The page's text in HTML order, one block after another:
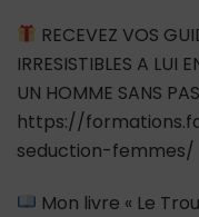
RECEVEZ VOS
IRRESISTIBLES A LUI
UN HOMME SANS
https://
seduction-femmes/
Mon livre « Le